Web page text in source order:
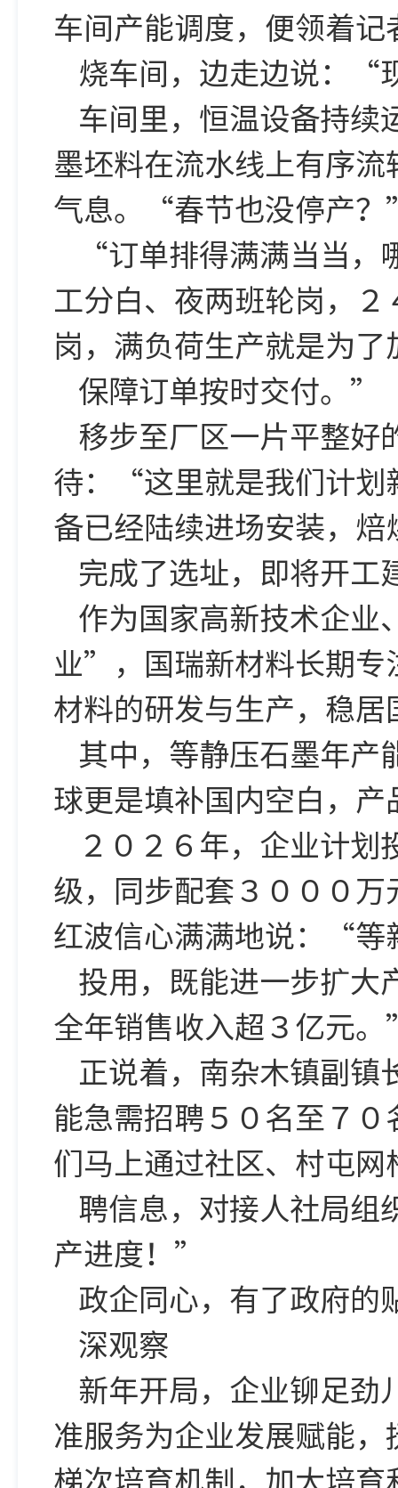
车间产能调度，便领着记
烧车间，边走边说：“
车间里，恒温设备持续
墨坯料在流水线上有序
气息。“春节也没停产
“订单排得满满当当
工分白、夜两班轮岗，
岗，满负荷生产就是为
保障订单按时交付。”
移步至厂区一片平整好
待：“这里就是我们计划
备已经陆续进场安装，焙
完成了选址，即将开
作为国家高新技术企
业”，国瑞新材料长期专
材料的研发与生产，稳
其中，等静压石墨年产
球更是填补国内空白，
２０２６年，企业计
级，同步配套３０００
红波信心满满地说：“等
投用，既能进一步扩大
全年销售收入超３亿元
正说着，南杂木镇副镇
能急需招聘５０名至７
们马上通过社区、村屯网
聘信息，对接人社局组
产进度！”
政企同心，有了政府的
深观察
新年开局，企业铆足劲
准服务为企业发展赋能